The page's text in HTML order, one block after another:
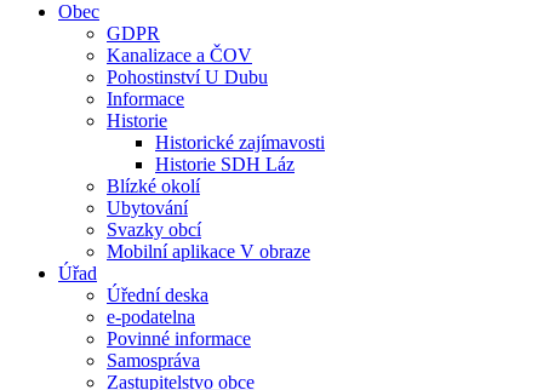
Obec
GDPR
Kanalizace a ČOV
Pohostinství U Dubu
Informace
Historie
Historické zajímavosti
Historie SDH Láz
Blízké okolí
Ubytování
Svazky obcí
Mobilní aplikace V obraze
Úřad
Úřední deska
e-podatelna
Povinné informace
Samospráva
Zastupitelstvo obce